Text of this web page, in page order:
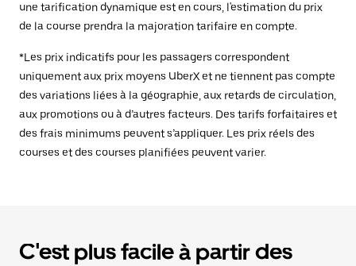
une tarification dynamique est en cours, l'estimation du prix
de la course prendra la majoration tarifaire en compte.
*Les prix indicatifs pour les passagers correspondent
uniquement aux prix moyens UberX et ne tiennent pas compte
des variations liées à la géographie, aux retards de circulation,
aux promotions ou à d’autres facteurs. Des tarifs forfaitaires et
des frais minimums peuvent s’appliquer. Les prix réels des
courses et des courses planifiées peuvent varier.
C'est plus facile à partir des